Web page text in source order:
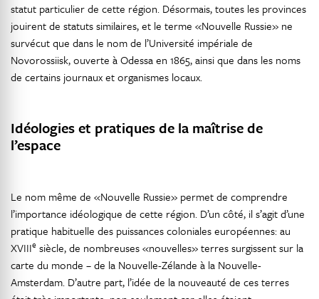
statut particulier de cette région. Désormais, toutes les provinces
jouirent de statuts similaires, et le terme «Nouvelle Russie» ne
survécut que dans le nom de l’Université impériale de
Novorossiisk, ouverte à Odessa en 1865, ainsi que dans les noms
de certains journaux et organismes locaux.
Idéologies et pratiques de la maîtrise de
l’espace
Le nom même de «Nouvelle Russie» permet de comprendre
l’importance idéologique de cette région. D’un côté, il s’agit d’une
pratique habituelle des puissances coloniales européennes: au
XVIIIe siècle, de nombreuses «nouvelles» terres surgissent sur la
carte du monde – de la Nouvelle-Zélande à la Nouvelle-
Amsterdam. D’autre part, l’idée de la nouveauté de ces terres